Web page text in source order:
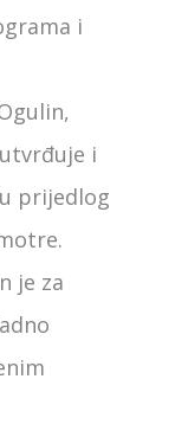
i
i
prijedlog
je za